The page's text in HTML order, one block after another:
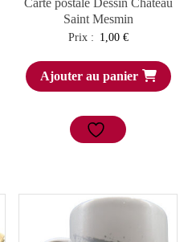
Carte postale Dessin Château
Saint Mesmin
Prix : 1,00 €
Ajouter au panier